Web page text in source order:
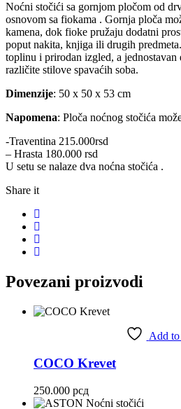
Noćni stočići sa gornjom pločom od
osnovom sa fiokama . Gornja ploča
kamena, dok fioke pružaju dodatni
poput nakita, knjiga ili drugih
toplinu i prirodan izgled, a jednostavan
različite stilove spavaćih soba.
Dimenzije: 50 x 50 x 53 cm
Napomena: Ploča noćnog stočića
-Traventina 215.000rsd
– Hrasta 180.000 rsd
U setu se nalaze dva noćna stočića .
Share it
Povezani proizvodi
Add
COCO Krevet
250.000 рсд